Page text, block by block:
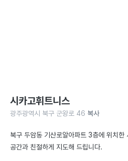
시카고휘트니스
광주광역시 북구 군왕로 46 복사
북구 두암동 기산로알아파트 3층에 위치
공간과 친절하게 지도해 드립니다.